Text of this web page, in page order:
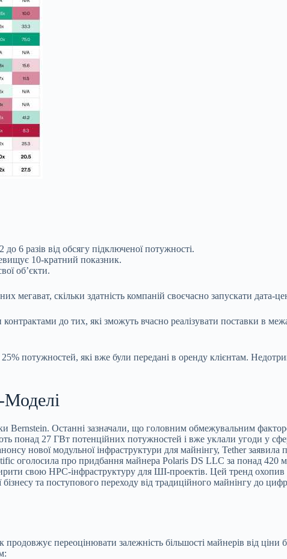
6 разів від обсягу підключеної потужності.
10-кратний показник.
об’єкти.
мегават, скільки здатність компаній своєчасно запускати дата-
до тих, які зможуть вчасно реалізувати поставки в
потужностей, які вже були передані в оренду клієнтам.
Моделі
Bernstein. Останні зазначали, що головним обмежувальним
понад 27 ГВт потенційних потужностей і вже уклали угоди у
нової модульної інфраструктури для майнінгу, Tether
оголосила про придбання майнера Polaris DS LLC за понад 420
свою HPC-інфраструктуру для ШІ-проектів. Цей тренд охопив
та поступового переходу від традиційного майнінгу до
переоцінювати залежність більшості майнерів від ціни